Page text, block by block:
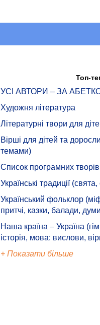
Топ-
УСІ АВТОРИ – ЗА
Художня література
Літературні твори для
Вірші для дітей та
темами)
Список програмних творів
Українські традиції
Український фольклор
притчі, казки, балади,
Наша країна – Україна
історія, мова: вислови,
+ Показати більше